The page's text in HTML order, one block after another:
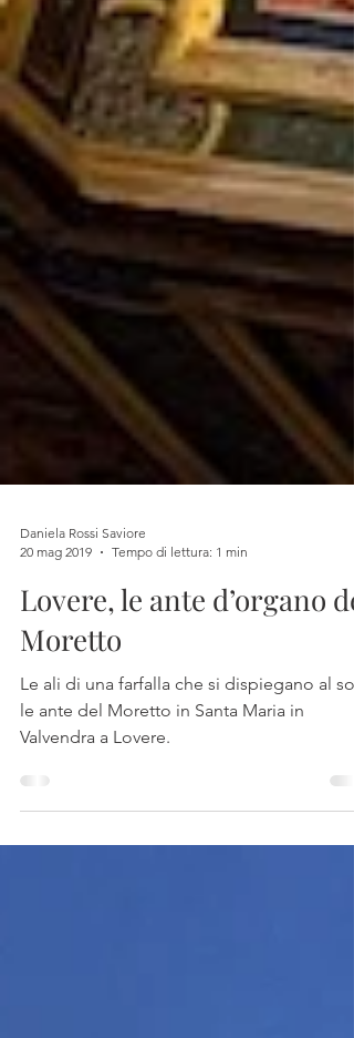
Daniela Rossi Saviore
Lovere, le ante d’organo del
Moretto
Le ali di una farfalla che si dispiegano al
le ante del Moretto in Santa Maria in
Valvendra a Lovere.